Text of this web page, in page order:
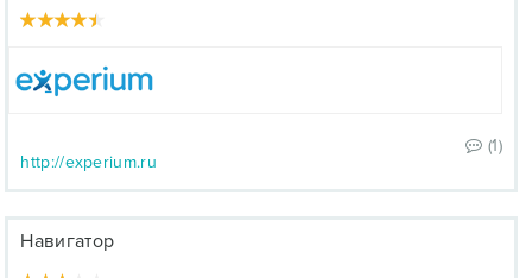
(1)
http://experium.ru
Навигатор